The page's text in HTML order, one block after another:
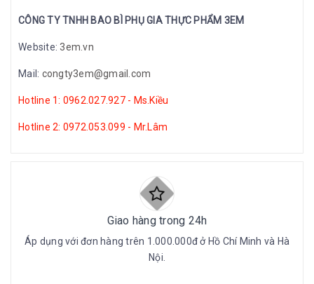
CÔNG TY TNHH BAO BÌ PHỤ GIA THỰC PHẨM 3EM
Website:3em.vn
Mail: congty3em@gmail.com
Hotline 1: 0962.027.927 - Ms.Kiều
Hotline 2: 0972.053.099 - Mr.Lâm
Giao hàng trong 24h
Áp dụng với đơn hàng trên 1.000.000đ ở Hồ Chí Minh và Hà
Nội.